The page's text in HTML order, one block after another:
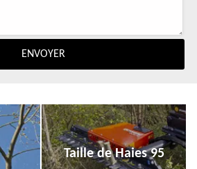
Taille de Haies 95